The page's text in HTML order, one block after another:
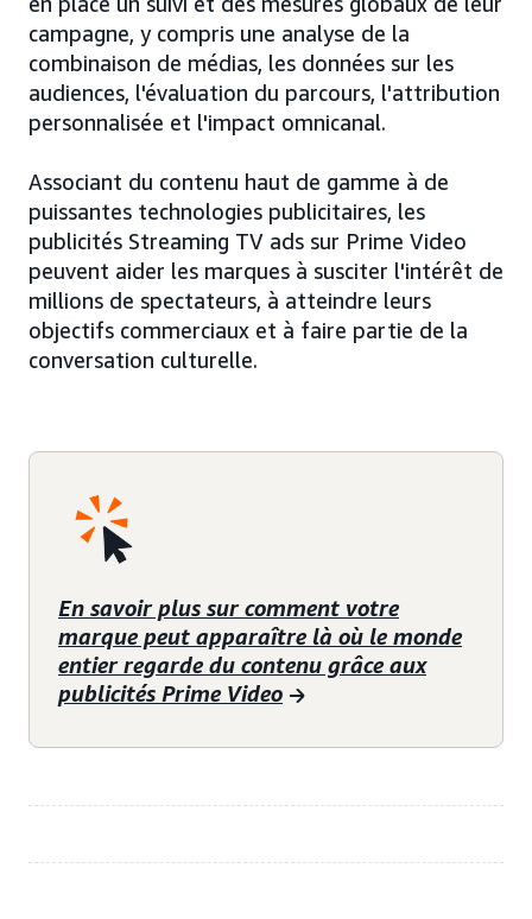
campagne, y compris une analyse de la
combinaison de médias, les données sur les
audiences, l'évaluation du parcours, l'attribution
personnalisée et l'impact omnicanal.
Associant du contenu haut de gamme à de
puissantes technologies publicitaires, les
publicités Streaming TV ads sur Prime Video
peuvent aider les marques à susciter l'intérêt de
millions de spectateurs, à atteindre leurs
objectifs commerciaux et à faire partie de la
conversation culturelle.
En savoir plus sur comment votre
marque peut apparaître là où le monde
entier regarde du contenu grâce aux
publicités Prime Video